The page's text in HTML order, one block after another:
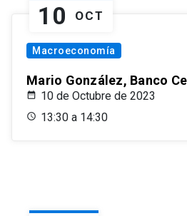
10 OCT
Macroeconomía
Mario González, Banco
10 de Octubre de 2023
13:30 a 14:30